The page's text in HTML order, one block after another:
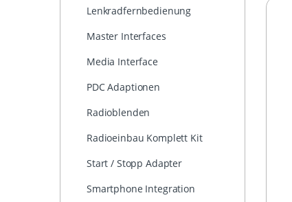
Lenkradfernbedienung
Master Interfaces
Media Interface
PDC Adaptionen
Radioblenden
Radioeinbau Komplett Kit
Start / Stopp Adapter
Smartphone Integration